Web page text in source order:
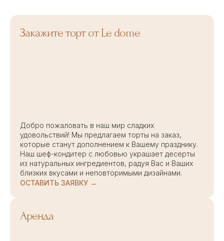
Закажите торт от Le dome
Добро пожаловать в наш мир сладких
удовольствий! Мы предлагаем торты на заказ,
которые станут дополнением к Вашему празднику.
Наш шеф-кондитер с любовью украшает десерты
из натуральных ингредиентов, радуя Вас и Ваших
близких вкусами и неповторимыми дизайнами.
ОСТАВИТЬ ЗАЯВКУ →
Аренда